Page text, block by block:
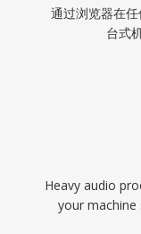
通过浏览器在任
台式
Heavy audio
your